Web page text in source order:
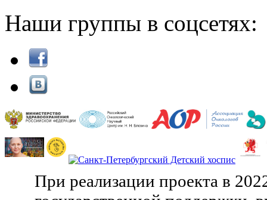
Наши группы в соцсетях:
При реализации проекта в